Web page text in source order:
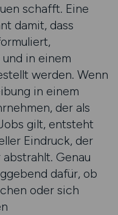
schafft. Eine
damit, dass
in einem
werden. Wenn
in einem
der als
gilt, entsteht
Eindruck, der
Genau
dafür, ob
oder sich